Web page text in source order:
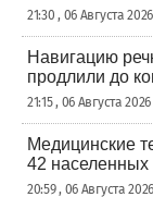
21:30 , 06 Августа
Навигацию
продлили до
21:15 , 06 Августа
Медицинские
42 населенных
20:59 , 06 Августа